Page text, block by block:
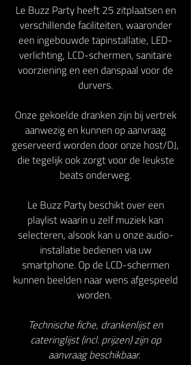
Le Buzz Party heeft 25 zitplaatsen en
verschillende faciliteiten, waaronder
een ingebouwde tapinstallatie, LED-
verlichting, LCD-schermen, sanitaire
voorziening en een danspaal voor de
durvers.
Onze gekoelde dranken zijn bij vertrek
aanwezig en kunnen op aanvraag
geserveerd worden door onze host/DJ,
die tegelijk ook zorgt voor de leukste
beats onderweg.
Le Buzz Party beschikt over een
playlist waarin u zelf muziek kan
selecteren, alsook kan u onze audio-
installatie bedienen via uw
smartphone. Op de LCD-schermen
kunnen beelden naar wens afgespeeld
worden.
Technische fiche, drankenlijst en
cateringlijst (incl. prijzen) zijn op
aanvraag beschikbaar.